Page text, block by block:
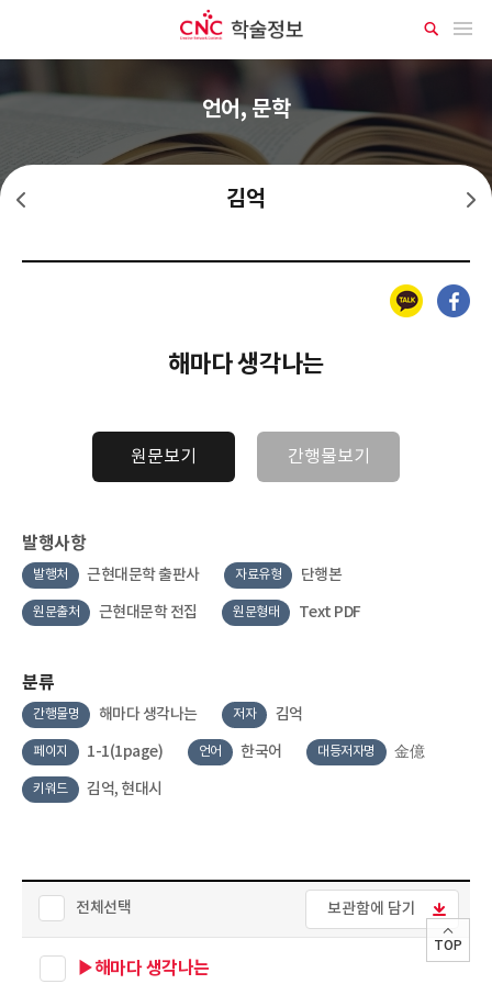
메뉴 열기
상
세
언어, 문학
김억 김영랑
카카오톡 페이스북
해마다 생각나는
원문보기 간행물보기
발행사항
발행처 근현대문학 출판사 자료유형 단행본
원문출처 근현대문학 전집 원문형태 Text PDF
분류
간행물명 해마다 생각나는 저자 김억
페이지 1-1(1page) 언어 한국어 대등저자명 金億
키워드 김억, 현대시
전체선택 보관함에 담기
▶해마다 생각나는
TOP